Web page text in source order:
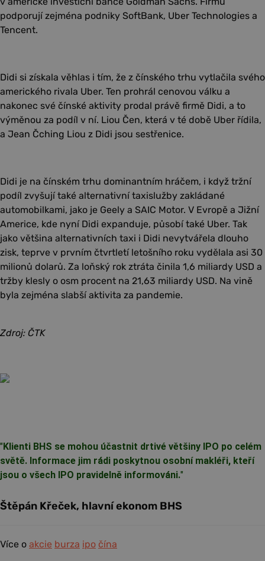
podporují zejména podniky SoftBank, Uber Technologies a
Tencent.
Didi si získala věhlas i tím, že z čínského trhu vytlačila svého
amerického rivala Uber. Ten prohrál cenovou válku a
nakonec své čínské aktivity prodal právě firmě Didi, a to
výměnou za podíl v ní. Liou Čen, která v té době Uber řídila,
a Jean Čching Liou z Didi jsou sestřenice.
Didi je na čínském trhu dominantním hráčem, i když tržní
podíl zvyšují také alternativní taxislužby zakládané
automobilkami, jako je Geely a SAIC Motor. V Evropě a Jižní
Americe, kde nyní Didi expanduje, působí také Uber. Tak
jako většina alternativních taxi i Didi nevytvářela dlouho
zisk, teprve v prvním čtvrtletí letošního roku vydělala asi 30
milionů dolarů. Za loňský rok ztráta činila 1,6 miliardy USD a
tržby klesly o osm procent na 21,63 miliardy USD. Na vině
byla zejména slabší aktivita za pandemie.
Zdroj: ČTK
" Klienti BHS se mohou účastnit drtivé většiny IPO po celém
světě. Informace jim rádi poskytnou osobní makléři, kteří
jsou o všech IPO pravidelně informováni."
Štěpán Křeček, hlavní ekonom BHS
Více o akcie burza ipo čína